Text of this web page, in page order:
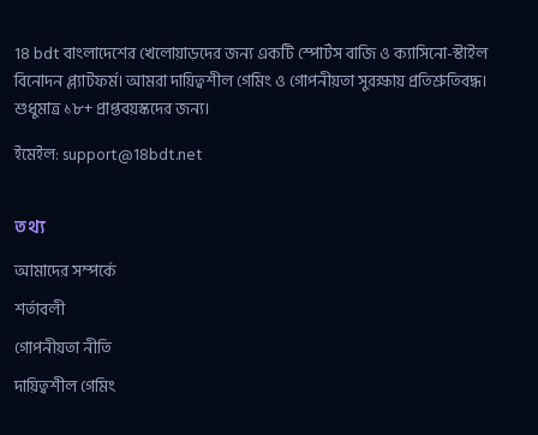
18 bdt বাংলাদেশের খেলোয়াড়দের জন্য একটি স্পোর্টস বাজি ও ক্যাসিনো-স্টাইল
বিনোদন প্ল্যাটফর্ম। আমরা দায়িত্বশীল গেমিং ও গোপনীয়তা সুরক্ষায় প্রতিশ্রুতিবদ্ধ।
শুধুমাত্র ১৮+ প্রাপ্তবয়স্কদের জন্য।
ইমেইল: support@18bdt.net
তথ্য
আমাদের সম্পর্কে
শর্তাবলী
গোপনীয়তা নীতি
দায়িত্বশীল গেমিং